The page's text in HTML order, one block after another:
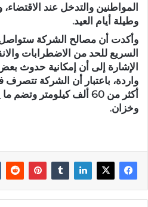
المواطنين والتدخل عند
وطيلة أيام العيد.
وأكدت أن مصالح الشركة
السريع للحد من الاضطرابات
الإشارة إلى أن إمكانية حدوث
واردة، باعتبار أن الشركة
وخزان.